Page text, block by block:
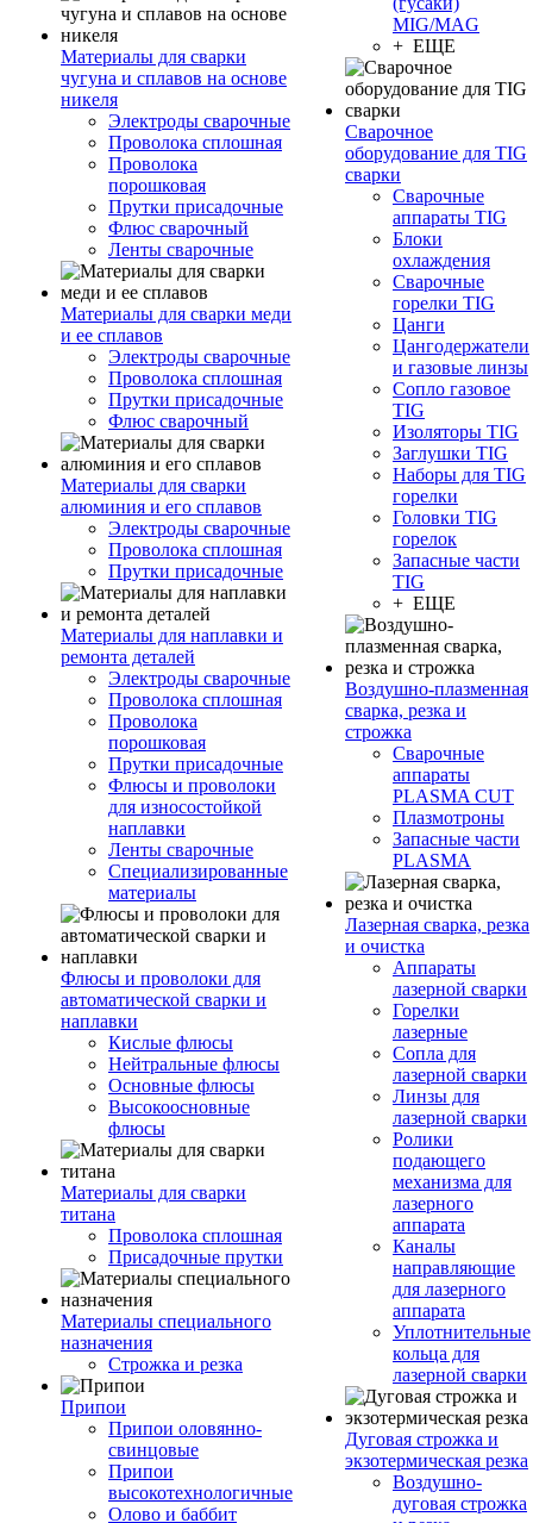
Материалы для сварки
чугуна и сплавов на основе
никеля
Электроды сварочные
Проволока сплошная
Проволока
порошковая
Прутки присадочные
Флюс сварочный
Ленты сварочные
Материалы для сварки меди
и ее сплавов
Электроды сварочные
Проволока сплошная
Прутки присадочные
Флюс сварочный
Материалы для сварки
алюминия и его сплавов
Электроды сварочные
Проволока сплошная
Прутки присадочные
Материалы для наплавки и
ремонта деталей
Электроды сварочные
Проволока сплошная
Проволока
порошковая
Прутки присадочные
Флюсы и проволоки
для износостойкой
наплавки
Ленты сварочные
Специализированные
материалы
Флюсы и проволоки для
автоматической сварки и
наплавки
Кислые флюсы
Нейтральные флюсы
Основные флюсы
Высокоосновные
флюсы
Материалы для сварки
титана
Проволока сплошная
Присадочные прутки
Материалы специального
назначения
Строжка и резка
Припои
Припои оловянно-
свинцовые
Припои
высокотехнологичные
Олово и баббит
MIG/MAG
+ ЕЩЕ
Сварочное
оборудование для TIG
сварки
Сварочные
аппараты TIG
Блоки
охлаждения
Сварочные
горелки TIG
Цанги
Цангодержатели
и газовые линзы
Сопло газовое
TIG
Изоляторы TIG
Заглушки TIG
Наборы для TIG
горелки
Головки TIG
горелок
Запасные части
TIG
+ ЕЩЕ
Воздушно-плазменная
сварка, резка и
строжка
Сварочные
аппараты
PLASMA CUT
Плазмотроны
Запасные части
PLASMA
Лазерная сварка, резка
и очистка
Аппараты
лазерной сварки
Горелки
лазерные
Сопла для
лазерной сварки
Линзы для
лазерной сварки
Ролики
подающего
механизма для
лазерного
аппарата
Каналы
направляющие
для лазерного
аппарата
Уплотнительные
кольца для
лазерной сварки
Дуговая строжка и
экзотермическая резка
Воздушно-
дуговая строжка